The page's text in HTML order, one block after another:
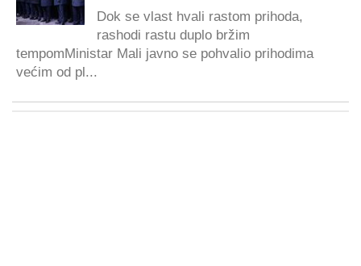
Dok se vlast hvali rastom prihoda,
rashodi rastu duplo bržim
tempomMinistar Mali javno se pohvalio prihodima
većim od pl...